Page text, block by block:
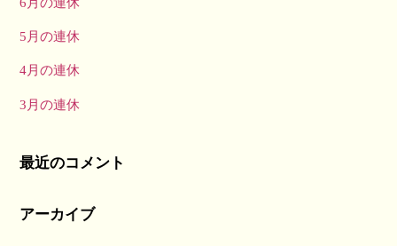
5月の連休
4月の連休
3月の連休
最近のコメント
アーカイブ